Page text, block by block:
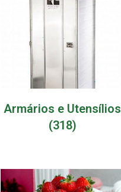
Armários e Utensílios
(318)